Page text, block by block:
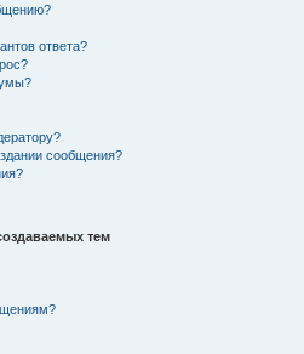
ответа?
сообщения?
тем